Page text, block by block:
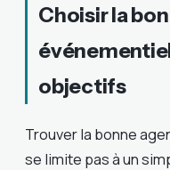
Choisir la
objectifs
Trouver la bonne
se limite pas à un